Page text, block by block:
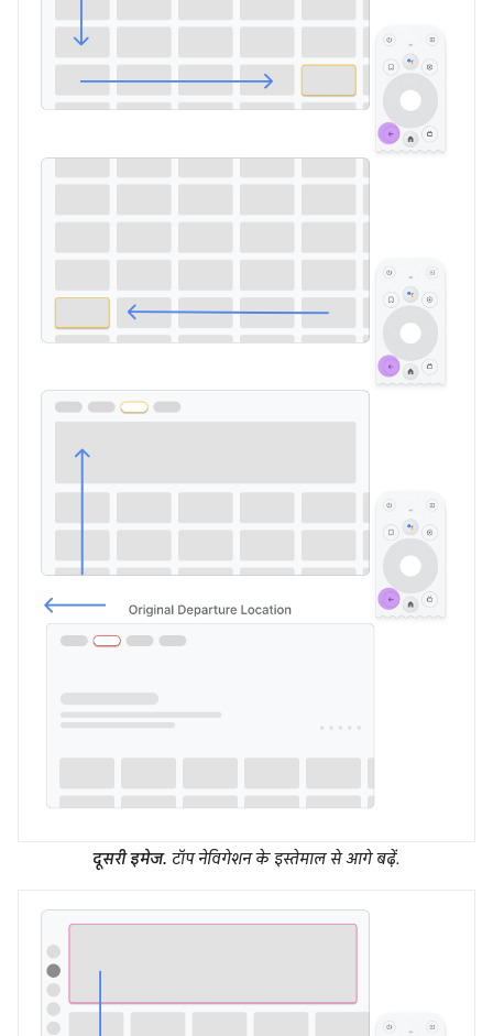
दूसरी इमेज. टॉप नेविगेशन के इस्तेमाल से आगे बढ़ें.